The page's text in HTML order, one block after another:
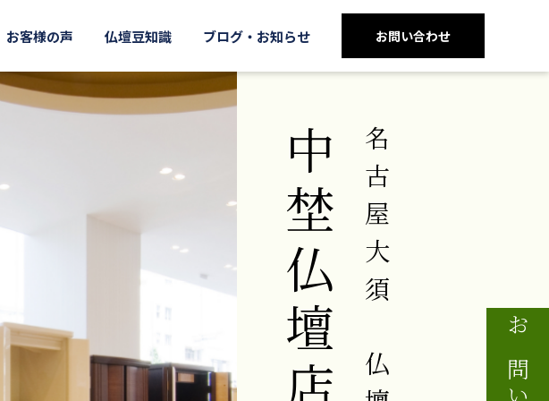
お客様の声 仏壇豆知識 ブログ・お知らせ お問い合わせ
名古屋大須の仏壇店
中埜仏壇店